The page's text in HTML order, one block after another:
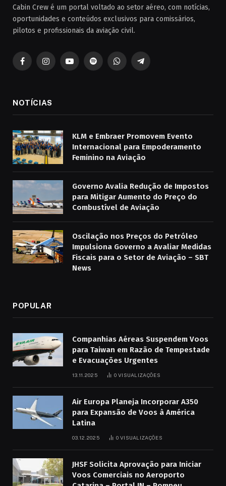
Cabin Crew é um portal voltado ao setor aéreo, com notícias,
oportunidades e conteúdos exclusivos para comissários,
pilotos e profissionais da aviação civil.
FacebookInstagramYouTubeSpotifyWhatsAppTelegrama
NOTÍCIAS
KLM e Embraer Promovem Evento
Internacional para Empoderamento
Feminino na Aviação
Governo Avalia Redução de Impostos
para Mitigar Aumento do Preço do
Combustível de Aviação
Oscilação nos Preços do Petróleo
Impulsiona Governo a Avaliar Medidas
Fiscais para o Setor de Aviação – SBT
News
POPULAR
Companhias Aéreas Suspendem Voos
para Taiwan em Razão de Tempestade
e Evacuações Urgentes
13.11.2025 0 VISUALIZAÇÕES
Air Europa Planeja Incorporar A350
para Expansão de Voos à América
Latina
03.12.2025 0 VISUALIZAÇÕES
JHSF Solicita Aprovação para Iniciar
Voos Comerciais no Aeroporto